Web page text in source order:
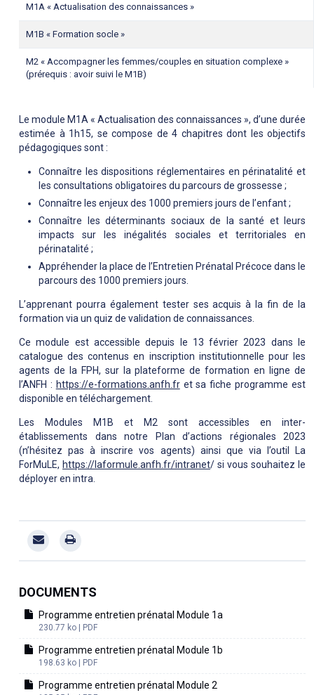
M1A « Actualisation des connaissances »
M1B « Formation socle »
M2 « Accompagner les femmes/couples en situation complexe »
(prérequis : avoir suivi le M1B)
Le module M1A « Actualisation des connaissances », d’une durée
estimée à 1h15, se compose de 4 chapitres dont les objectifs
pédagogiques sont :
Connaître les dispositions réglementaires en périnatalité et
les consultations obligatoires du parcours de grossesse ;
Connaître les enjeux des 1000 premiers jours de l’enfant ;
Connaître les déterminants sociaux de la santé et leurs
impacts sur les inégalités sociales et territoriales en
périnatalité ;
Appréhender la place de l’Entretien Prénatal Précoce dans le
parcours des 1000 premiers jours.
L’apprenant pourra également tester ses acquis à la fin de la
formation via un quiz de validation de connaissances.
Ce module est accessible depuis le 13 février 2023 dans le
catalogue des contenus en inscription institutionnelle pour les
agents de la FPH, sur la plateforme de formation en ligne de
l’ANFH : https://e-formations.anfh.fret sa fiche programme est
disponible en téléchargement.
Les Modules M1B et M2 sont accessibles en inter-
établissements dans notre Plan d’actions régionales 2023
(n’hésitez pas à inscrire vos agents) ainsi que via l’outil La
ForMuLE, https://laformule.anfh.fr/intranet/ si vous souhaitez le
déployer en intra.
DOCUMENTS
Programme entretien prénatal Module 1a
230.77 ko | PDF
Programme entretien prénatal Module 1b
198.63 ko | PDF
Programme entretien prénatal Module 2